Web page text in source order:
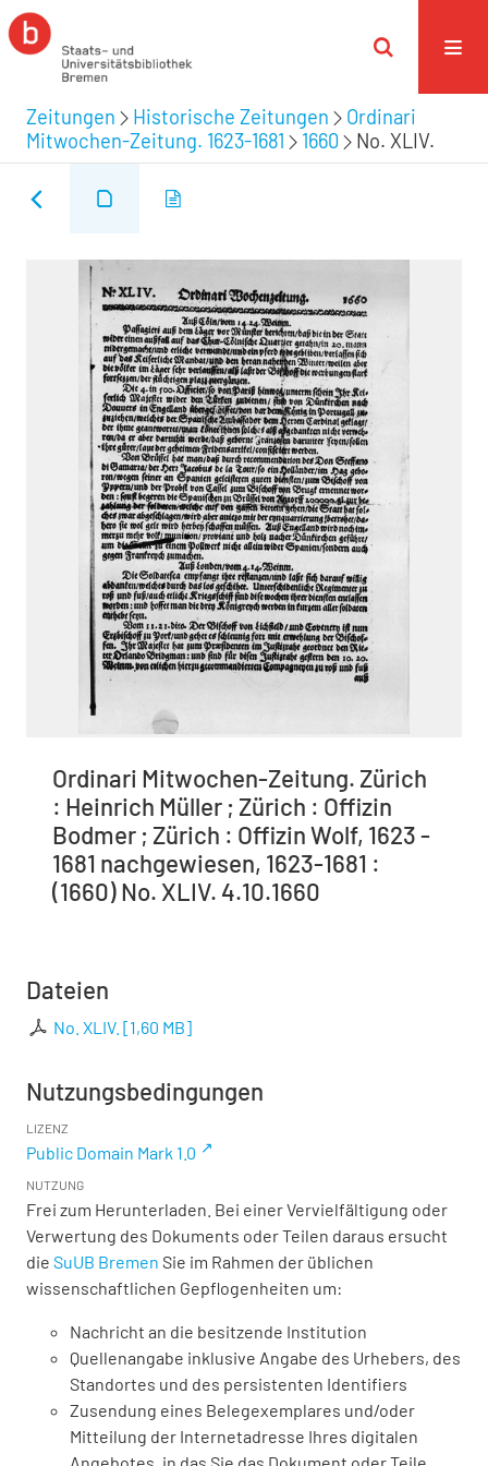
Zeitungen Historische Zeitungen
Ordinari
Mitwochen-Zeitung. 1623-1681
1660 No. XLIV.
Ordinari Mitwochen-Zeitung. Zürich
: Heinrich Müller ; Zürich : Offizin
Bodmer ; Zürich : Offizin Wolf, 1623 -
1681 nachgewiesen, 1623-1681 :
(1660) No. XLIV. 4.10.1660
Dateien
No. XLIV. [1,60 MB]
Nutzungsbedingungen
LIZENZ
Public Domain Mark 1.0
NUTZUNG
Frei zum Herunterladen. Bei einer Vervielfältigung oder
Verwertung des Dokuments oder Teilen daraus ersucht
die SuUB Bremen Sie im Rahmen der üblichen
wissenschaftlichen Gepflogenheiten um:
Nachricht an die besitzende Institution
Quellenangabe inklusive Angabe des Urhebers, des
Standortes und des persistenten Identifiers
Zusendung eines Belegexemplares und/oder
Mitteilung der Internetadresse Ihres digitalen